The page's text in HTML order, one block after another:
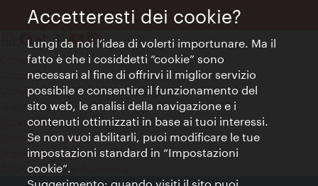
Contatti
Colophon
Dichiarazione sulla protezione dei dati
Terms of Use
Accessibilità
Contatto stampa
Impostazioni cookie
© Copyright WienTourismus
Accetteresti dei cookie?
Lungi da noi l’idea di volerti importunare. Ma il
fatto è che i cosiddetti “cookie” sono
necessari al fine di offrirvi il miglior servizio
possibile e consentire il funzionamento del
sito web, le analisi della navigazione e i
contenuti ottimizzati in base ai tuoi interessi.
Se non vuoi abilitarli, puoi modificare le tue
impostazioni standard in “Impostazioni
cookie”.